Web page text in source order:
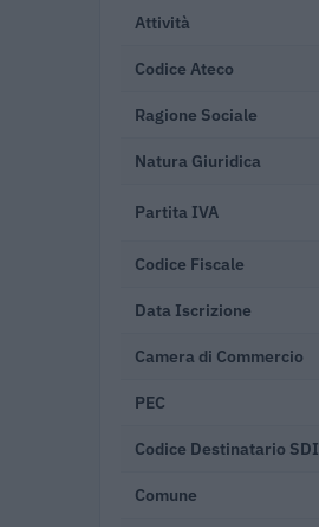
Attività
Codice Ateco
Ragione Sociale
Natura Giuridica
Partita IVA
Codice Fiscale
Data Iscrizione
Camera di Commercio
PEC
Codice Destinatario SDI
Comune